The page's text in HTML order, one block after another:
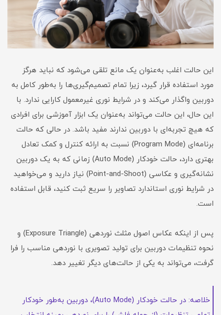
این حالت اغلب به‌عنوان یک مانع تلقی می‌شود که نباید هرگز
مورد استفاده قرار گیرد، زیرا تمام تصمیم‌گیری‌ها را به‌طور کامل به
دوربین واگذار می‌کند و در شرایط نوری غیرمعمول کارایی ندارد. با
این حال، این حالت می‌تواند به‌عنوان یک ابزار آموزشی برای افرادی
که هیچ تجربه‌ای با دوربین ندارند مفید باشد. در حالی که حالت
برنامه‌ای (Program Mode) نسبت به ارائه کنترل و کمک تعادل
بهتری دارد، حالت خودکار (Auto Mode) زمانی که به یک دوربین
نشانه‌گیری و عکاسی (Point-and-Shoot) نیاز دارید و می‌خواهید
در شرایط نوری استاندارد تصاویر را سریع ثبت کنید، قابل استفاده
است.
پس از اینکه عکاس اصول مثلث نوردهی (Exposure Triangle) و
نحوه تنظیمات دوربین برای تولید تصویری با نوردهی مناسب را فرا
گرفت، می‌تواند به یکی از حالت‌های دیگر تغییر دهد.
خلاصه: در حالت خودکار (Auto Mode)، دوربین به‌طور خودکار